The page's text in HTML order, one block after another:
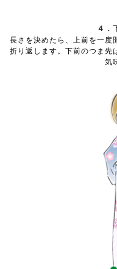
４．
長さを決めたら、上前を一度
折り返します。下前のつま先
気